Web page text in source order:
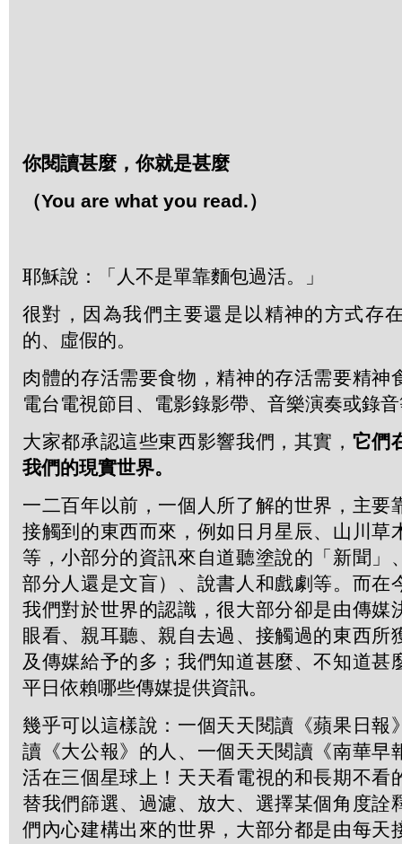
你閱讀甚麼，你就是甚麼
（You are what you read.）
耶穌說：「人不是單靠麵包過活。」
很對，因為我們主要還是以精神的方式存
的、虛假的。
肉體的存活需要食物，精神的存活需要精神
電台電視節目、電影錄影帶、音樂演奏或錄
大家都承認這些東西影響我們，其實， 它們
我們的現實世界。
一二百年以前，一個人所了解的世界，主要
接觸到的東西而來，例如日月星辰、山川草
等，小部分的資訊來自道聽塗說的「新聞」
部分人還是文盲）、說書人和戲劇等。而在
我們對於世界的認識，很大部分卻是由傳媒
眼看、親耳聽、親自去過、接觸過的東西所
及傳媒給予的多；我們知道甚麼、不知道甚
平日依賴哪些傳媒提供資訊。
幾乎可以這樣說：一個天天閱讀《蘋果日報
讀《大公報》的人、一個天天閱讀《南華早
活在三個星球上！天天看電視的和長期不看
替我們篩選、過濾、放大、選擇某個角度詮
們內心建構出來的世界，大部分都是由每天